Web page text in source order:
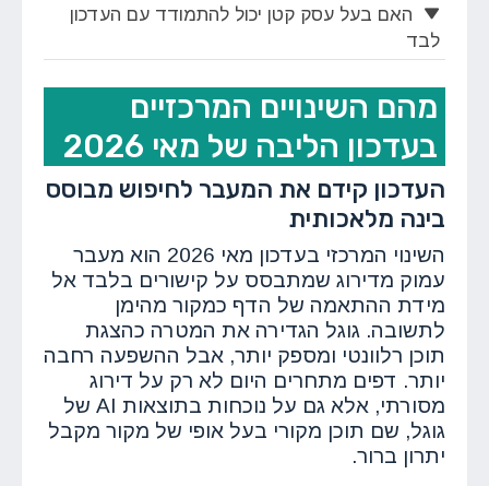
האם בעל עסק קטן יכול להתמודד עם העדכון
לבד
מהם השינויים המרכזיים
בעדכון הליבה של מאי 2026
העדכון קידם את המעבר לחיפוש מבוסס
בינה מלאכותית
השינוי המרכזי בעדכון מאי 2026 הוא מעבר
עמוק מדירוג שמתבסס על קישורים בלבד אל
מידת ההתאמה של הדף כמקור מהימן
לתשובה. גוגל הגדירה את המטרה כהצגת
תוכן רלוונטי ומספק יותר, אבל ההשפעה רחבה
יותר. דפים מתחרים היום לא רק על דירוג
מסורתי, אלא גם על נוכחות בתוצאות AI של
גוגל, שם תוכן מקורי בעל אופי של מקור מקבל
יתרון ברור.